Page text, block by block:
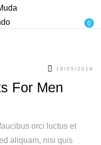
0
18/05/2019
For Men
orci luctus et
aliquam, nisi quis